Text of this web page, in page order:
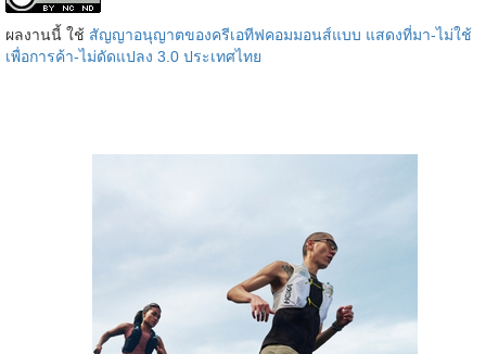
ผลงานนี้ ใช้ สัญญาอนุญาตของครีเอทีฟคอมมอนส์แบบ แสดงที่มา-ไม่ใช้
เพื่อการค้า-ไม่ดัดแปลง 3.0 ประเทศไทย